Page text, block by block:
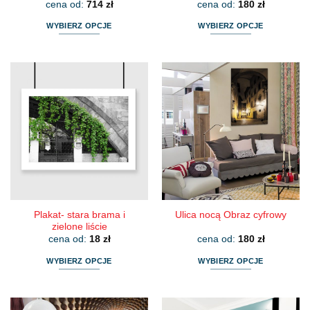
cena od: 714 zł
WYBIERZ OPCJE
wariantów.
Opcje
można
wybrać
na
stronie
cena od: 180 zł
WYBIERZ OPCJE
ma
wiele
wariantów.
Opcje
można
wybrać
na
stronie
produktu
Plakat- stara brama i
zielone liście
cena od: 18 zł
WYBIERZ OPCJE
ma
Ulica nocą Obraz cyfrowy
cena od: 180 zł
WYBIERZ OPCJE
ma